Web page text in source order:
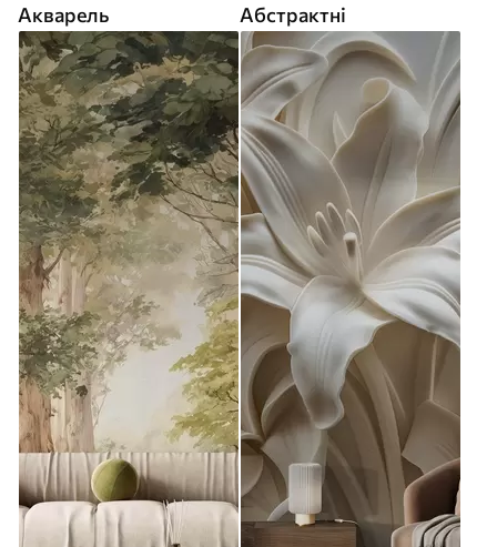
Акварель Абстрактні